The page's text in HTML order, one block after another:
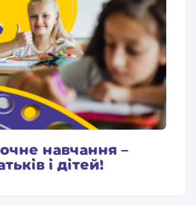
навчання –
і дітей!